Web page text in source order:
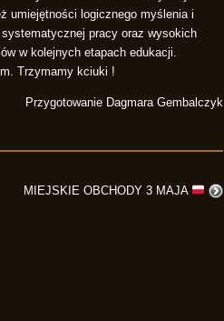
umiejętności logicznego myślenia i
pracy oraz wysokich
w kolejnych etapach edukacji.
Trzymamy kciuki !
Przygotowanie Dagmara Gembalczyk
MIEJSKIE OBCHODY 3 MAJA